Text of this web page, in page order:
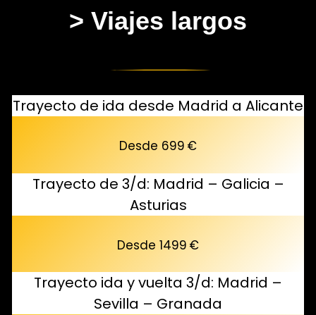
> Viajes largos
Trayecto de ida desde Madrid a Alicante
Desde 699 €
Trayecto de 3/d: Madrid – Galicia –
Asturias
Desde 1499 €
Trayecto ida y vuelta 3/d: Madrid –
Sevilla – Granada